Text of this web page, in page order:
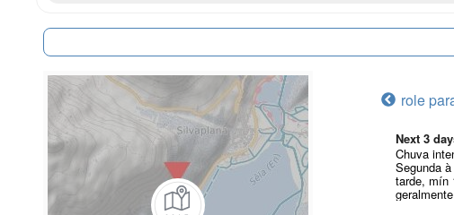
role
Next 3
Chuva
Segunda
tarde, mín